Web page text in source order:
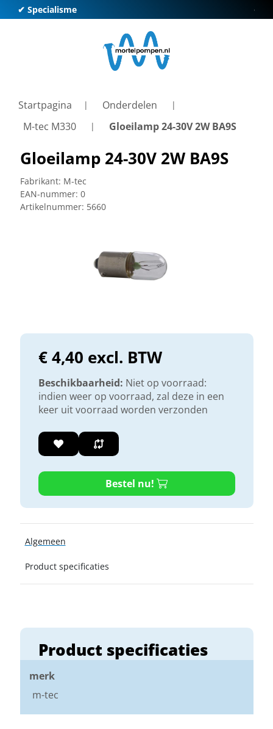
✔ Specialisme ✔
Startpagina
Onderdelen
M-tec M330
Gloeilamp 24-30V 2W BA9S
Product specificaties
merk
m-tec
Gloeilamp 24-30V 2W BA9S
Fabrikant: M-tec
EAN-nummer: 0
Artikelnummer: 5660
€ 4,40 excl. BTW
Beschikbaarheid: Niet op voorraad:
indien weer op voorraad, zal deze in een
keer uit voorraad worden verzonden
Bestel nu!
Algemeen
Product specificaties